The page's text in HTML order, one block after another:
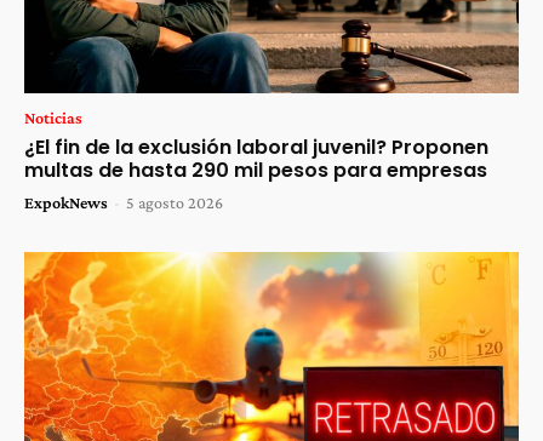
Noticias
¿El fin de la exclusión laboral juvenil? Proponen
multas de hasta 290 mil pesos para empresas
ExpokNews - 5 agosto 2026